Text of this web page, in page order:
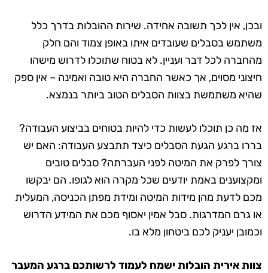
ובכן, אין לכך תשובה אחידה. שירות ההובלות בדרך כלל
משתמש בסבלים שעובדים איתו באופן צמוד והם חלק
מהחברה לכל דבר ועניין. לא בטוח שתוכלו לדרוש מישהו
חיצוני מסוים, אך כאשר החברה היא טובה ואמינה – אין ספק
שהיא משתמשת בצוות הסבלים הטוב ביותר בנמצא.
אז מה כן תוכלו לעשות כדי להיות בטוחים בביצוע העבודה?
בררו ברגע הגעת הסבלים כיצד תתבצע העבודה: האם יש
צורך לפרק את המיטה לפני העברתה? סבלים טובים
ומקצוענים באמת יודעים שכל מקרה הוא לגופו. הם יבקשו
מכם לדעת מהן מידות המיטה ומידת מפתן הכניסה, המעלית
או גרם המדרגות. סבל אמין יאסוף מכם את המידע הדרוש
וכמובן יעניק לכם ביטחון מלא בו.
צוות אירית הובלות ישמח לעמוד לרשותכם ברגע המעבר